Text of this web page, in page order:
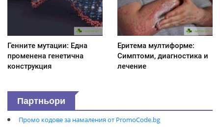
Генните мутации: Една
променена генетична
конструкция
Еритема мултиформе:
Симптоми, диагностика и
лечение
Партньори
Промо кодове за намаления от PromoCode.bg